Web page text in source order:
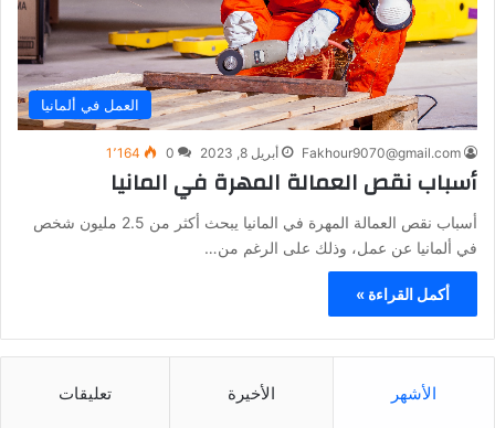
العمل في ألمانيا
Fakhour9070@gmail.com أبريل 8, 2023 0 1٬164
أسباب نقص العمالة المهرة في المانيا
أسباب نقص العمالة المهرة في المانيا يبحث أكثر من 2.5 مليون شخص
في ألمانيا عن عمل، وذلك على الرغم من…
أكمل القراءة »
الأشهر الأخيرة تعليقات